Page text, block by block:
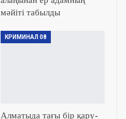
мәйіті табылды
КРИМИНАЛ 08
Алматыда тағы бір қару-